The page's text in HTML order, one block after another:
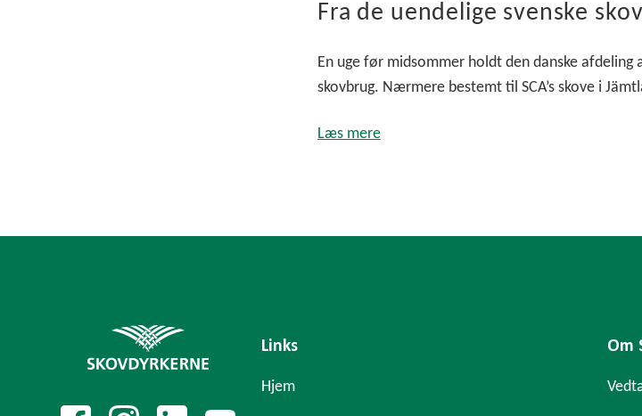
Fra de uendelige svenske
En uge før midsommer holdt den danske
skovbrug. Nærmere bestemt til SCA’s skove i
Læs mere
Links
Hjem
Om